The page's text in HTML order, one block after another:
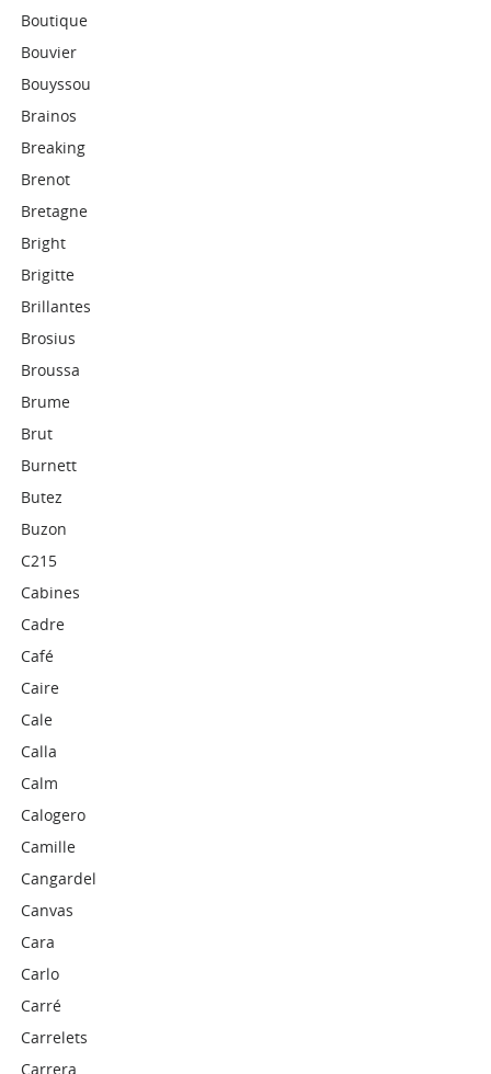
Boutique
Bouvier
Bouyssou
Brainos
Breaking
Brenot
Bretagne
Bright
Brigitte
Brillantes
Brosius
Broussa
Brume
Brut
Burnett
Butez
Buzon
C215
Cabines
Cadre
Café
Caire
Cale
Calla
Calm
Calogero
Camille
Cangardel
Canvas
Cara
Carlo
Carré
Carrelets
Carrera